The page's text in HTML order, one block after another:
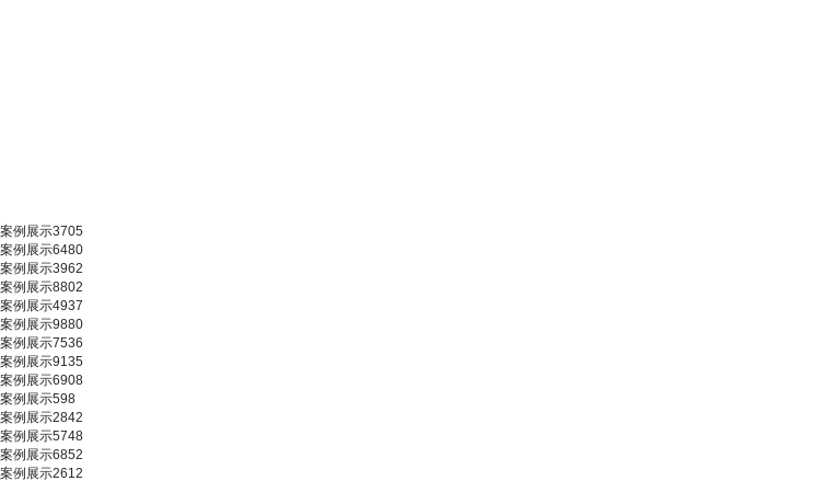
案例展示3705
案例展示6480
案例展示3962
案例展示8802
案例展示4937
案例展示9880
案例展示7536
案例展示9135
案例展示6908
案例展示598
案例展示2842
案例展示5748
案例展示6852
案例展示2612